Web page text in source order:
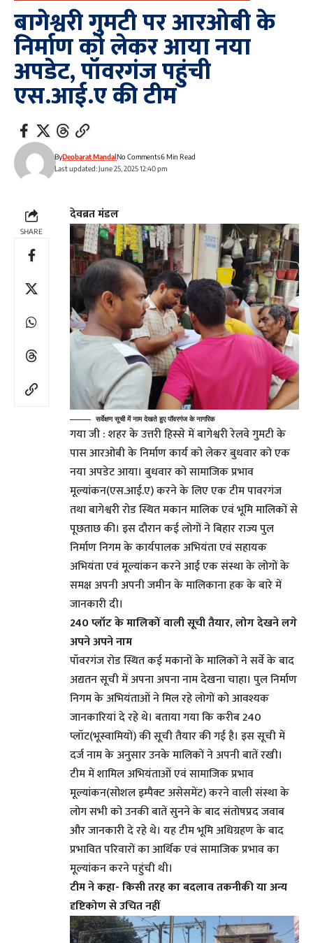
बागेश्वरी गुमटी पर आरओबी के
निर्माण को लेकर आया नया
अपडेट, पॉवरगंज पहुंची
एस.आई.ए की टीम
Last updated: June 25, 2025 12:40 pm
ByDeobarat MandalNo Comments6 Min Read
SHARE
देवब्रत मंडल
सर्वेक्षण सूची में नाम देखते हुए पॉवरगंज के नागरिक
गया जी : शहर के उत्तरी हिस्से में बागेश्वरी रेलवे गुमटी के
पास आरओबी के निर्माण कार्य को लेकर बुधवार को एक
नया अपडेट आया। बुधवार को सामाजिक प्रभाव
मूल्यांकन(एस.आई.ए) करने के लिए एक टीम पावरगंज
तथा बागेश्वरी रोड स्थित मकान मालिक एवं भूमि मालिकों से
पूछताछ की। इस दौरान कई लोगों ने बिहार राज्य पुल
निर्माण निगम के कार्यपालक अभियंता एवं सहायक
अभियंता एवं मूल्यांकन करने आई एक संस्था के लोगों के
समक्ष अपनी अपनी जमीन के मालिकाना हक के बारे में
जानकारी दी।
240 प्लॉट के मालिकों वाली सूची तैयार, लोग देखने लगे
अपने अपने नाम
पॉवरगंज रोड स्थित कई मकानों के मालिकों ने सर्वे के बाद
अद्यतन सूची में अपना अपना नाम देखना चाहा। पुल निर्माण
निगम के अभियंताओं ने मिल रहे लोगों को आवश्यक
जानकारियां दे रहे थे। बताया गया कि करीब 240
प्लॉट(भूस्वामियों) की सूची तैयार की गई है। इस सूची में
दर्ज नाम के अनुसार उनके मालिकों ने अपनी बातें रखी।
टीम में शामिल अभियंताओं एवं सामाजिक प्रभाव
मूल्यांकन(सोशल इम्पैक्ट असेसमेंट) करने वाली संस्था के
लोग सभी को उनकी बातें सुनने के बाद संतोषप्रद जवाब
और जानकारी दे रहे थे। यह टीम भूमि अधिग्रहण के बाद
प्रभावित परिवारों का आर्थिक एवं सामाजिक प्रभाव का
मूल्यांकन करने पहुंची थी।
टीम ने कहा- किसी तरह का बदलाव तकनीकी या अन्य
दृष्टिकोण से उचित नहीं